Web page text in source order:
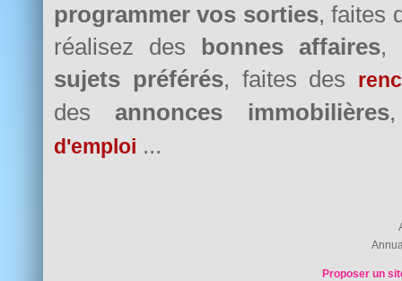
programmer vos sorties, faites
réalisez des
bonnes affaires,
sujets préférés, faites des
desannonces immobilières
d'emploi ...
Proposer un